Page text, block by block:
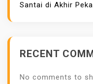
Santai di Akhir
RECENT
No comments to